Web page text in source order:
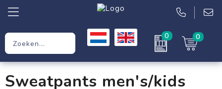
0 0
Werkkleding
Sweatpants men's/kids